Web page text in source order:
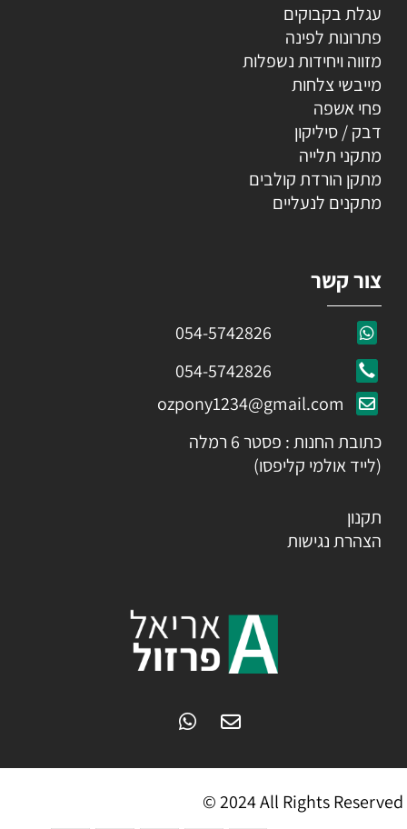
עגלת בקבוקים
פתרונות לפינה
מזווה ויחידות נשפלות
מייבשי צלחות
פחי אשפה
דבק / סיליקון
מתקני תלייה
מתקן הורדת קולבים
מתקנים לנעליים
צור קשר
054-5742826
054-5742826
ozpony1234@gmail.com
כתובת החנות : פסטר 6 רמלה
(לייד אולמי קליפסו)
תקנון
הצהרת נגישות
© 2024 All Rights Reserved